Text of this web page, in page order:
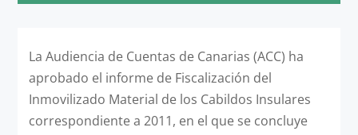
La Audiencia de Cuentas de Canarias (ACC) ha
aprobado el informe de Fiscalización del
Inmovilizado Material de los Cabildos Insulares
correspondiente a 2011, en el que se concluye